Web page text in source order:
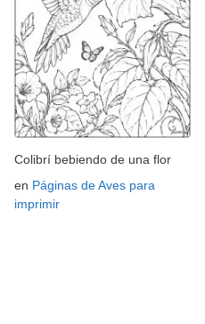
Colibrí bebiendo de una flor
en Páginas de Aves para
imprimir